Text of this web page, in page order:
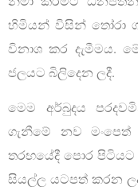
හිමියන් විසින් තෝරා
විනාශ කර දැමීමය.
ජලයට බිලිදෙන ලදී.
මෙම අර්බුදය
ගැනීමේ නව
තරඟයේදී පොර
සියල්ල යටපත් කරන